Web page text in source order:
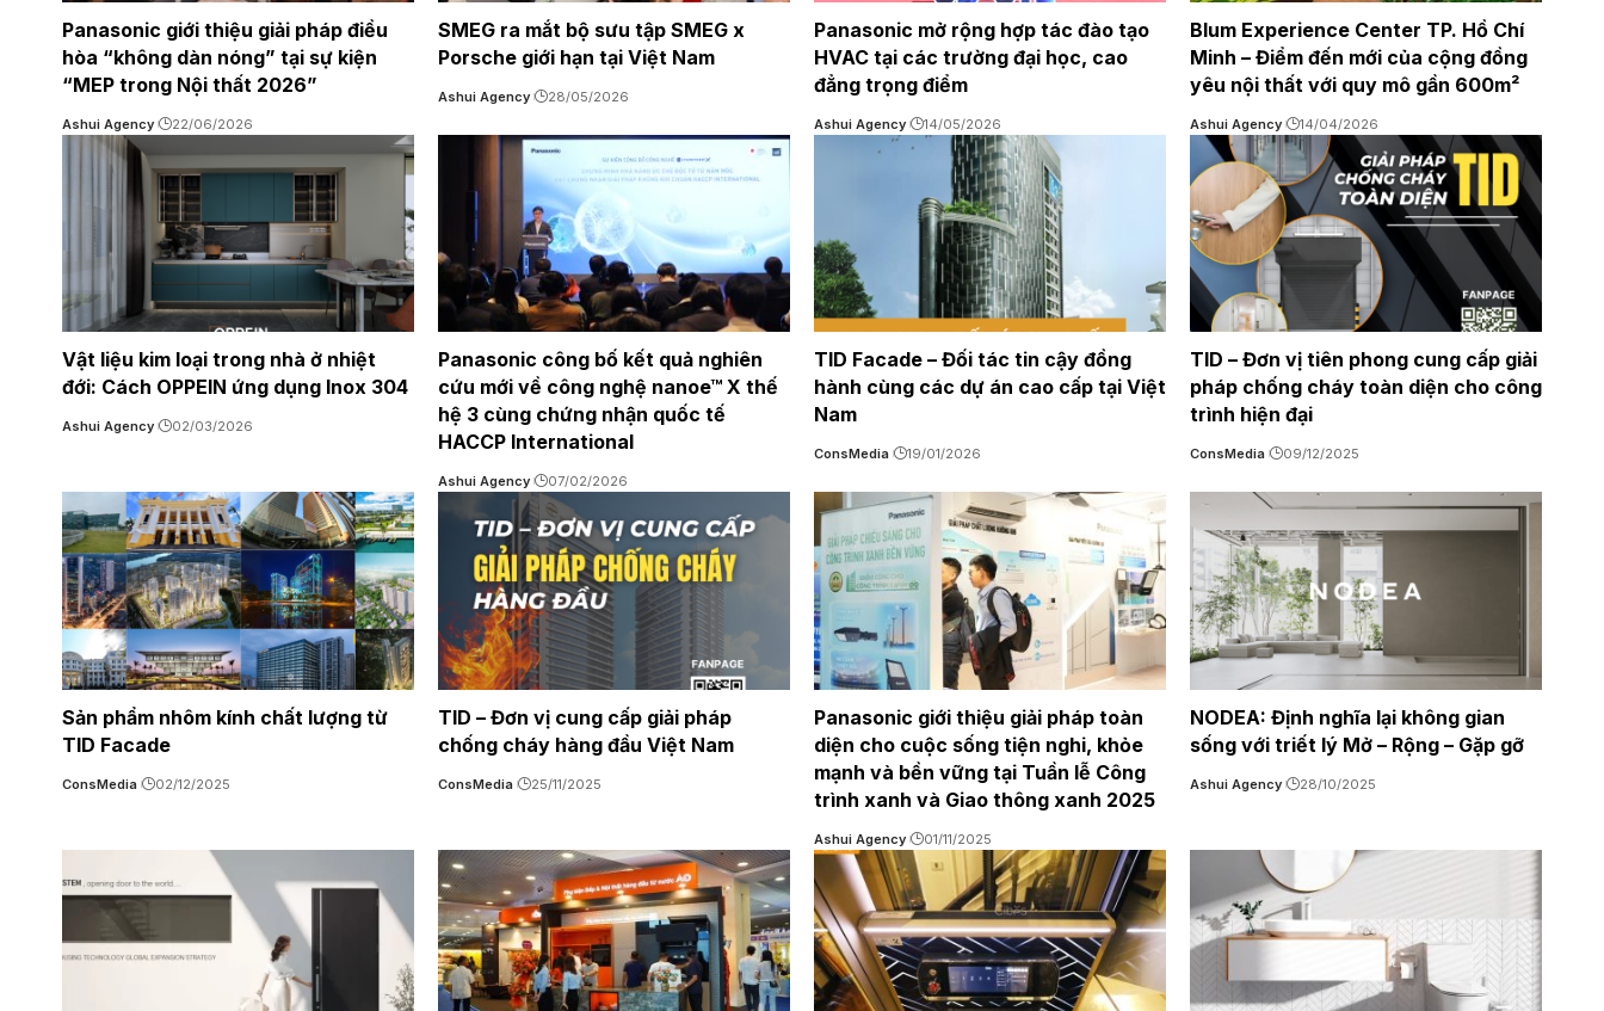
Panasonic giới thiệu giải pháp điều
hòa “không dàn nóng” tại sự kiện
“MEP trong Nội thất 2026”
Ashui Agency 22/06/2026
SMEG ra mắt bộ sưu tập SMEG x
Porsche giới hạn tại Việt Nam
Ashui Agency 28/05/2026
Panasonic mở rộng hợp tác đào tạo
HVAC tại các trường đại học, cao
đẳng trọng điểm
Ashui Agency 14/05/2026
Blum Experience Center TP. Hồ Chí
Minh – Điểm đến mới của cộng đồng
yêu nội thất với quy mô gần 600m²
Ashui Agency 14/04/2026
Vật liệu kim loại trong nhà ở nhiệt
đới: Cách OPPEIN ứng dụng Inox 304
Ashui Agency 02/03/2026
Panasonic công bố kết quả nghiên
cứu mới về công nghệ nanoe™ X thế
hệ 3 cùng chứng nhận quốc tế
HACCP International
Ashui Agency 07/02/2026
TID Facade – Đối tác tin cậy đồng
hành cùng các dự án cao cấp tại Việt
Nam
ConsMedia 19/01/2026
TID – Đơn vị tiên phong cung cấp giải
pháp chống cháy toàn diện cho công
trình hiện đại
ConsMedia 09/12/2025
Sản phẩm nhôm kính chất lượng từ
TID Facade
ConsMedia 02/12/2025
TID – Đơn vị cung cấp giải pháp
chống cháy hàng đầu Việt Nam
ConsMedia 25/11/2025
Panasonic giới thiệu giải pháp toàn
diện cho cuộc sống tiện nghi, khỏe
mạnh và bền vững tại Tuần lễ Công
trình xanh và Giao thông xanh 2025
Ashui Agency 01/11/2025
NODEA: Định nghĩa lại không gian
sống với triết lý Mở – Rộng – Gặp gỡ
Ashui Agency 28/10/2025